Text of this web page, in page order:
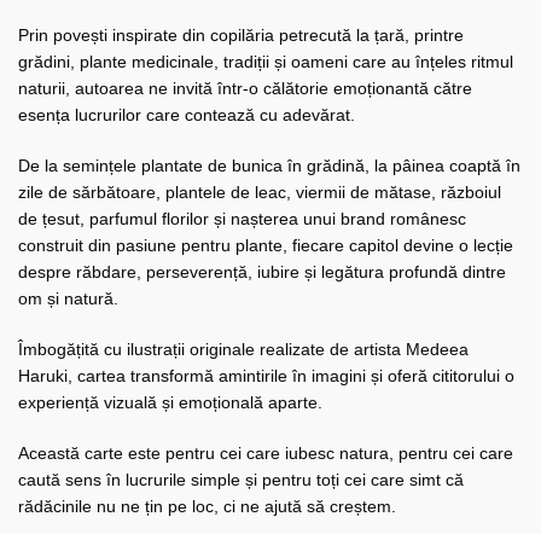
Prin povești inspirate din copilăria petrecută la țară, printre
grădini, plante medicinale, tradiții și oameni care au înțeles ritmul
naturii, autoarea ne invită într-o călătorie emoționantă către
esența lucrurilor care contează cu adevărat.
De la semințele plantate de bunica în grădină, la pâinea coaptă în
zile de sărbătoare, plantele de leac, viermii de mătase, războiul
de țesut, parfumul florilor și nașterea unui brand românesc
construit din pasiune pentru plante, fiecare capitol devine o lecție
despre răbdare, perseverență, iubire și legătura profundă dintre
om și natură.
Îmbogățită cu ilustrații originale realizate de artista Medeea
Haruki, cartea transformă amintirile în imagini și oferă cititorului o
experiență vizuală și emoțională aparte.
Această carte este pentru cei care iubesc natura, pentru cei care
caută sens în lucrurile simple și pentru toți cei care simt că
rădăcinile nu ne țin pe loc, ci ne ajută să creștem.